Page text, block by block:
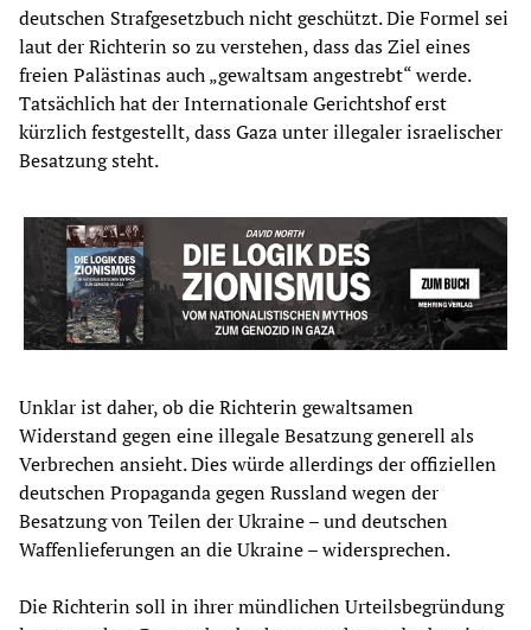
deutschen Strafgesetzbuch nicht geschützt. Die Formel sei
laut der Richterin so zu verstehen, dass das Ziel eines
freien Palästinas auch „gewaltsam angestrebt“ werde.
Tatsächlich hat der Internationale Gerichtshof erst
kürzlich festgestellt, dass Gaza unter illegaler israelischer
Besatzung steht.
Unklar ist daher, ob die Richterin gewaltsamen
Widerstand gegen eine illegale Besatzung generell als
Verbrechen ansieht. Dies würde allerdings der offiziellen
deutschen Propaganda gegen Russland wegen der
Besatzung von Teilen der Ukraine – und deutschen
Waffenlieferungen an die Ukraine – widersprechen.
Die Richterin soll in ihrer mündlichen Urteilsbegründung